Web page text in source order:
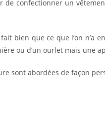
de confectionner un
bien que ce que l’on n’a
ou d’un ourlet mais une
sont abordées de façon